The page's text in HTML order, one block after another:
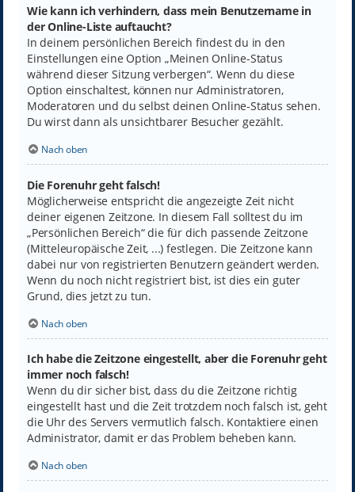
Wie kann ich verhindern, dass mein Benutzername in
der Online-Liste auftaucht?
In deinem persönlichen Bereich findest du in den
Einstellungen eine Option „Meinen Online-Status
während dieser Sitzung verbergen“. Wenn du diese
Option einschaltest, können nur Administratoren,
Moderatoren und du selbst deinen Online-Status sehen.
Du wirst dann als unsichtbarer Besucher gezählt.
Nach oben
Die Forenuhr geht falsch!
Möglicherweise entspricht die angezeigte Zeit nicht
deiner eigenen Zeitzone. In diesem Fall solltest du im
„Persönlichen Bereich“ die für dich passende Zeitzone
(Mitteleuropäische Zeit, ...) festlegen. Die Zeitzone kann
dabei nur von registrierten Benutzern geändert werden.
Wenn du noch nicht registriert bist, ist dies ein guter
Grund, dies jetzt zu tun.
Nach oben
Ich habe die Zeitzone eingestellt, aber die Forenuhr geht
immer noch falsch!
Wenn du dir sicher bist, dass du die Zeitzone richtig
eingestellt hast und die Zeit trotzdem noch falsch ist, geht
die Uhr des Servers vermutlich falsch. Kontaktiere einen
Administrator, damit er das Problem beheben kann.
Nach oben